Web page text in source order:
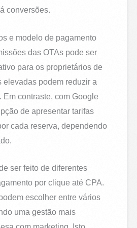
conversões.
e modelo de pagamento
das OTAs pode ser
para os proprietários de
elevadas podem reduzir a
Em contraste, com Google
de apresentar tarifas
cada reserva, dependendo
ser feito de diferentes
por clique até CPA.
escolher entre vários
uma gestão mais